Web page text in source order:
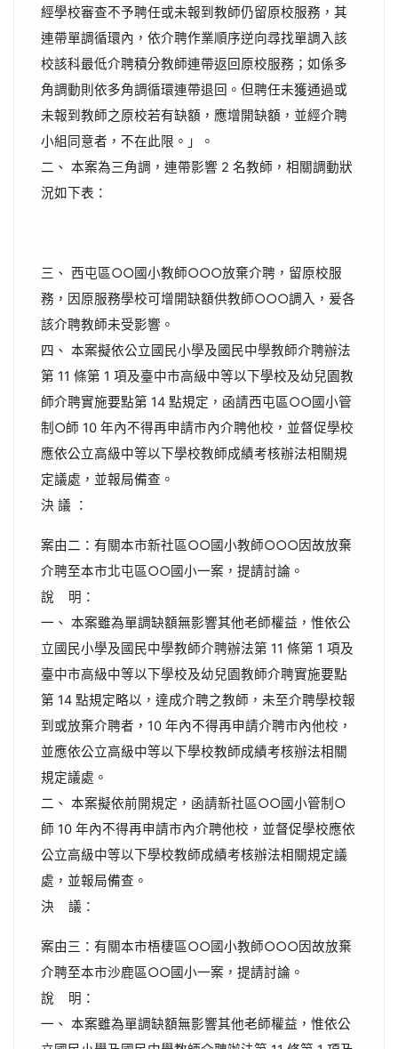
經學校審查不予聘任或未報到教師仍留原校服務，其
連帶單調循環內，依介聘作業順序逆向尋找單調入該
校該科最低介聘積分教師連帶返回原校服務；如係多
角調動則依多角調循環連帶退回。但聘任未獲通過或
未報到教師之原校若有缺額，應增開缺額，並經介聘
小組同意者，不在此限。」。
二、 本案為三角調，連帶影響 2 名教師，相關調動狀
況如下表：
三、 西屯區○○國小教師○○○放棄介聘，留原校服
務，因原服務學校可增開缺額供教師○○○調入，爰各
該介聘教師未受影響。
四、 本案擬依公立國民小學及國民中學教師介聘辦法
第 11 條第 1 項及臺中市高級中等以下學校及幼兒園教
師介聘實施要點第 14 點規定，函請西屯區○○國小管
制○師 10 年內不得再申請市內介聘他校，並督促學校
應依公立高級中等以下學校教師成績考核辦法相關規
定議處，並報局備查。
決 議 ：
案由二：有關本市新社區○○國小教師○○○因故放棄
介聘至本市北屯區○○國小一案，提請討論。
說 明：
一、 本案雖為單調缺額無影響其他老師權益，惟依公
立國民小學及國民中學教師介聘辦法第 11 條第 1 項及
臺中市高級中等以下學校及幼兒園教師介聘實施要點
第 14 點規定略以，達成介聘之教師，未至介聘學校報
到或放棄介聘者，10 年內不得再申請介聘市內他校，
並應依公立高級中等以下學校教師成績考核辦法相關
規定議處。
二、 本案擬依前開規定，函請新社區○○國小管制○
師 10 年內不得再申請市內介聘他校，並督促學校應依
公立高級中等以下學校教師成績考核辦法相關規定議
處，並報局備查。
決 議：
案由三：有關本市梧棲區○○國小教師○○○因故放棄
介聘至本市沙鹿區○○國小一案，提請討論。
說 明：
一、 本案雖為單調缺額無影響其他老師權益，惟依公